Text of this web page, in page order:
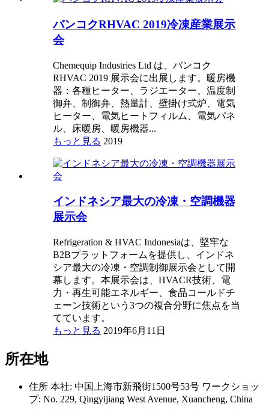
バンコクRHVAC 2019冷凍産業展示
会
Chemequip Industries Ltd は、バンコク
RHVAC 2019 展示会に出展します。暖房機
器：各種ヒーター、ラジエーター、温度制
御弁、制御弁、熱量計、壁掛け式炉、電気
ヒーター、電気ヒートフィルム、電気パネ
ル、床暖房、暖房機器...
もっと見る 2019
インドネシア最大の冷凍・空調機器
展示会
Refrigeration & HVAC Indonesiaは、堅牢な
B2Bプラットフォームを提供し、インドネ
シア最大の冷凍・空調制御展示会として開
幕します。本展示会は、HVACR技術、電
力・再生可能エネルギー、食品コールドチ
ェーン技術という3つの複合分野に焦点を当
てています。
もっと見る 2019年6月11日
所在地
住所 本社: 中国上海市新飛街1500号53号 ワークショッ
プ: No. 229, Qingyijiang West Avenue, Xuancheng, China